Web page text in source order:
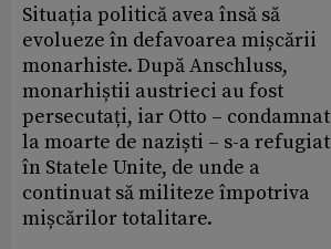
Situația politică avea însă să
evolueze în defavoarea mișcării
monarhiste. După Anschluss,
monarhiștii austrieci au fost
persecutați, iar Otto – condamnat
la moarte de naziști – s-a refugiat
în Statele Unite, de unde a
continuat să militeze împotriva
mișcărilor totalitare.